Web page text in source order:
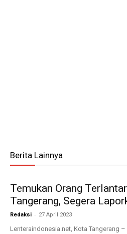
Berita Lainnya
Temukan Orang
Tangerang, Segera
Redaksi - 27 April 2023
Lenteraindonesia.net, Kota Tangerang